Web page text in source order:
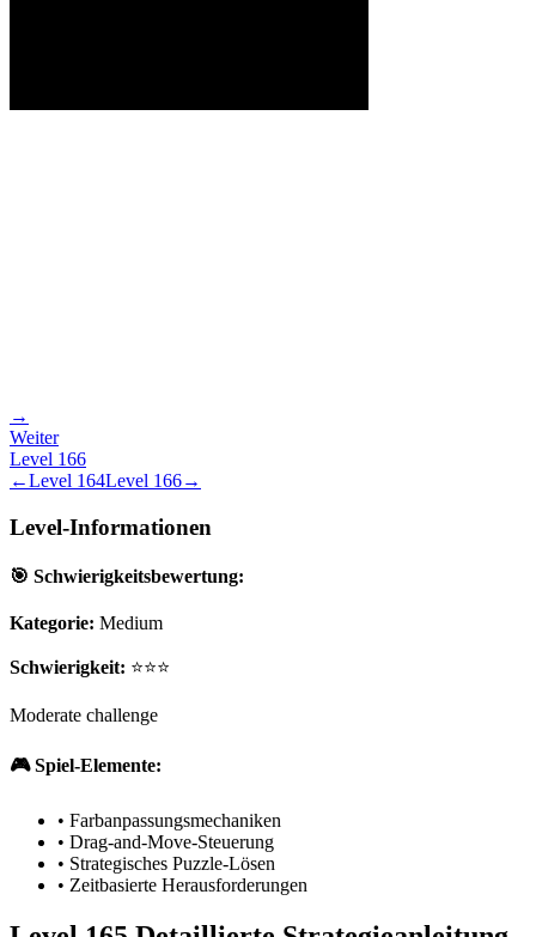
→
Weiter
Level 166
←Level 164Level 166→
Level-Informationen
🎯 Schwierigkeitsbewertung:
Kategorie: Medium
Schwierigkeit: ⭐⭐⭐
Moderate challenge
🎮 Spiel-Elemente:
• Farbanpassungsmechaniken
• Drag-and-Move-Steuerung
• Strategisches Puzzle-Lösen
• Zeitbasierte Herausforderungen